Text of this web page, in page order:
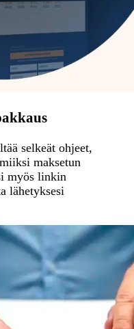
selkeät ohjeet,
maksetun
myös linkin
lähetyksesi